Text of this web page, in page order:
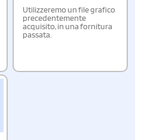
Utilizzeremo un file grafico
precedentemente
acquisito, in una fornitura
passata.